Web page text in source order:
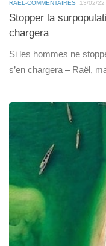
RAËL-COMMENTAIRES 13/02/22
Stopper la
chargera
Si les hommes ne
s’en chargera – Raël,